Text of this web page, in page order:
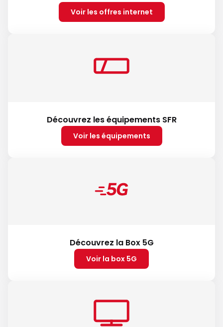
Voir les offres internet
Découvrez les équipements SFR
Voir les équipements
Découvrez la Box 5G
Voir la box 5G